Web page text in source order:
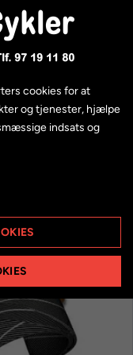
cookies for at
og tjenester, hjælpe
indsats og